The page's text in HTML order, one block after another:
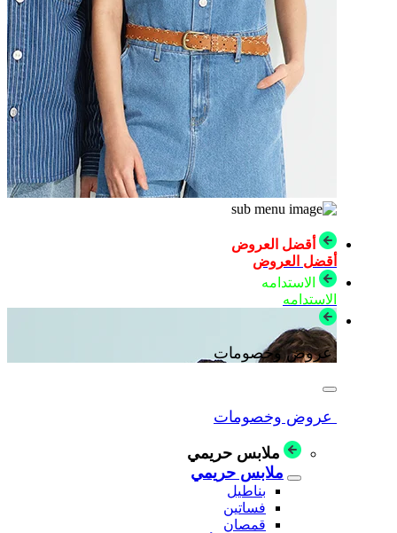
أقضل العروض
أقضل العروض
الاستدامه
الاستدامه
عروض وخصومات
عروض وخصومات
ملابس حريمي
ملابس حريمي
بناطيل
فساتين
قمصان